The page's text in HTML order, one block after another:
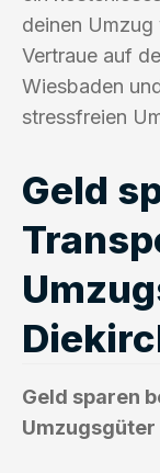
deinen
Vertraue auf
Wiesbaden
stressfreien
Geld
Geld sparen